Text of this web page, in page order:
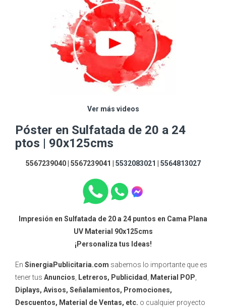
Ver más videos
Póster en Sulfatada de 20 a 24
ptos | 90x125cms
5567239040 | 5567239041 | 5532083021 5564813027
Impresión en Sulfatada de 20 a 24 puntos en Cama Plana
UV Material 90x125cms
¡Personaliza tus Ideas!
En SinergiaPublicitaria.com sabemos lo importante que es
tener tus Anuncios Letreros, Publicidad Material POP
Diplays, Avisos, Señalamientos, Promociones,
Descuentos, Material de Ventas, etc. o cualquier proyecto